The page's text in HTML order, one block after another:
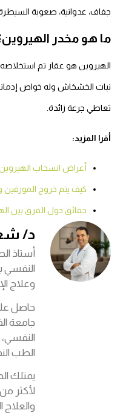
جفاف، عدوانية، صعوبة
ما هو مخدر
الهيروين هو عقار تم
نبات الخشخاش وله خواص
تعاطي جرعة زائدة.
أقرا المزيد:
أعراض انسحاب
كيف يتم خروج
حقائق حول الفرق بين
د/
أستاذ
وعلاج
حاصل
جامعة
الطب
يمتلك
والعلاج